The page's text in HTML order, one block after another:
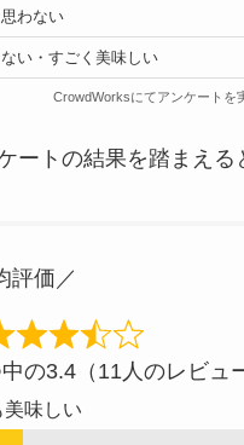
わない
い・すごく美味しい
CrowdWorksにてアンケートを
ートの結果を踏まえる
評価／
の3.4（11人のレビュ
美味しい